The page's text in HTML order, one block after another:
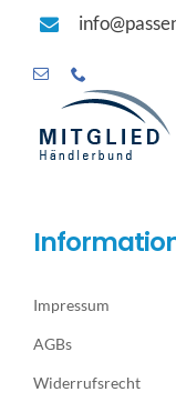
Impressum
AGBs
Widerrufsrecht